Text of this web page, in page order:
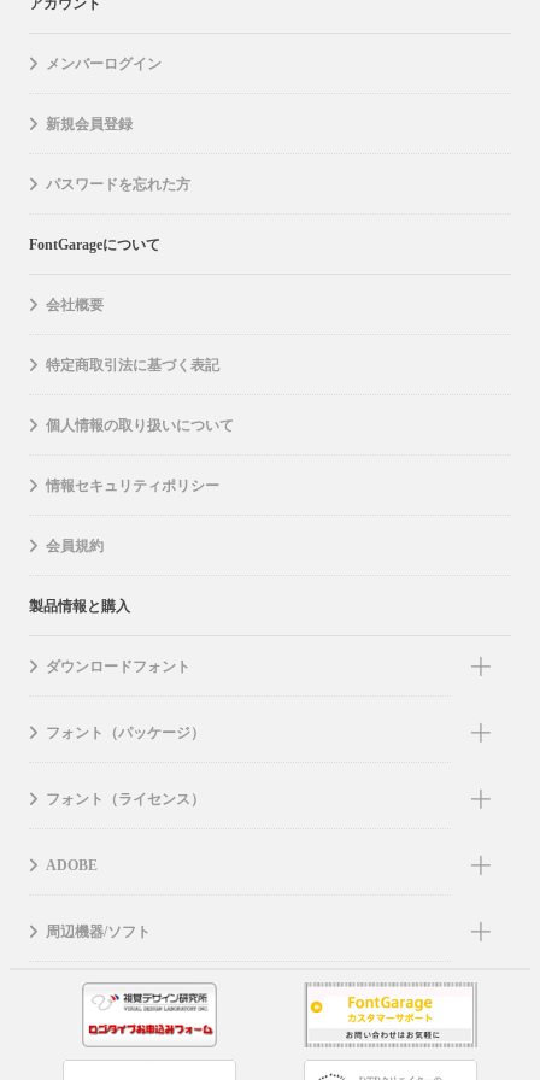
メンバーログイン
新規会員登録
パスワードを忘れた方
FontGarageについて
会社概要
特定商取引法に基づく表記
個人情報の取り扱いについて
情報セキュリティポリシー
会員規約
製品情報と購入
ダウンロードフォント
フォント（パッケージ）
フォント（ライセンス）
ADOBE
周辺機器/ソフト